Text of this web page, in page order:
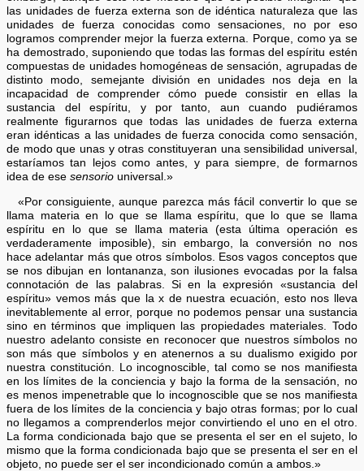
las unidades de fuerza externa son de idéntica naturaleza que las
unidades de fuerza conocidas como sensaciones, no por eso
logramos comprender mejor la fuerza externa. Porque, como ya se
ha demostrado, suponiendo que todas las formas del espíritu estén
compuestas de unidades homogéneas de sensación, agrupadas de
distinto modo, semejante división en unidades nos deja en la
incapacidad de comprender cómo puede consistir en ellas la
sustancia del espíritu, y por tanto, aun cuando pudiéramos
realmente figurarnos que todas las unidades de fuerza externa
eran idénticas a las unidades de fuerza conocida como sensación,
de modo que unas y otras constituyeran una sensibilidad universal,
estaríamos tan lejos como antes, y para siempre, de formarnos
idea de esesensorio universal.»
«Por consiguiente, aunque parezca más fácil convertir lo que se
llama materia en lo que se llama espíritu, que lo que se llama
espíritu en lo que se llama materia (esta última operación es
verdaderamente imposible), sin embargo, la conversión no nos
hace adelantar más que otros símbolos. Esos vagos conceptos que
se nos dibujan en lontananza, son ilusiones evocadas por la falsa
connotación de las palabras. Si en la expresión «sustancia del
espíritu» vemos más que la x de nuestra ecuación, esto nos lleva
inevitablemente al error, porque no podemos pensar una sustancia
sino en términos que impliquen las propiedades materiales. Todo
nuestro adelanto consiste en reconocer que nuestros símbolos no
son más que símbolos y en atenernos a su dualismo exigido por
nuestra constitución. Lo incognoscible, tal como se nos manifiesta
en los límites de la conciencia y bajo la forma de la sensación, no
es menos impenetrable que lo incognoscible que se nos manifiesta
fuera de los límites de la conciencia y bajo otras formas; por lo cual
no llegamos a comprenderlos mejor convirtiendo el uno en el otro.
La forma condicionada bajo que se presenta el ser en el sujeto, lo
mismo que la forma condicionada bajo que se presenta el ser en el
objeto, no puede ser el ser incondicionado común a ambos.»